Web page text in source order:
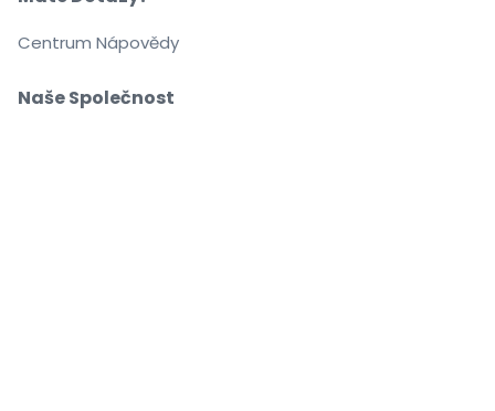
Naše Společnost
Centrum Nápovědy